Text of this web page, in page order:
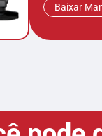
Baixar